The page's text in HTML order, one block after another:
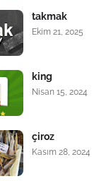
takmak
Ekim 21, 2025
king
Nisan 15, 2024
çiroz
Kasım 28, 2024